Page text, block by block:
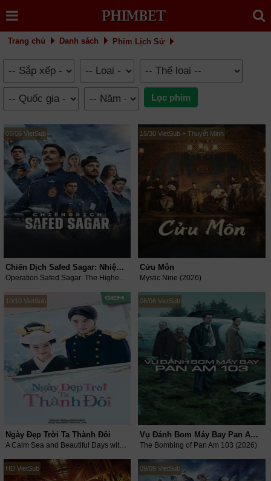
Trang chủ Danh sách Phim Lịch Sử
06/06 VietSub
Chiến Dịch Safed Sagar: Nhiệm Vụ Siêu Cao Của Không Quân
Operation Safed Sagar: The Highest Air Force Mission (2026)
15/30 VietSub + Thuyết Minh
Cửu Môn
Mystic Nine (2026)
10/10 VietSub
Ngày Đẹp Trời Ta Thành Đôi
A Calm Sea and Beautiful Days with You (2025)
06/06 VietSub
Vụ Đánh Bom Máy Bay Pan Am 103
The Bombing of Pan Am 103 (2026)
HD VietSub 09/09 VietSub